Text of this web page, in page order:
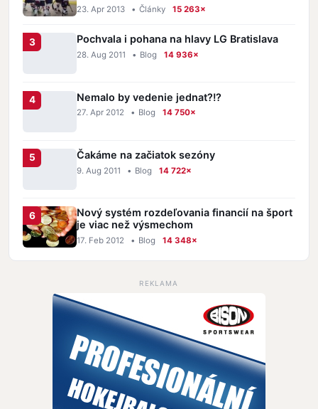
23. Apr 2013 • Články 15 263×
Pochvala i pohana na hlavy LG Bratislava
28. Aug 2011 • Blog 14 936×
Nemalo by vedenie jednat?!?
27. Apr 2012 • Blog 14 750×
Čakáme na začiatok sezóny
9. Aug 2011 • Blog 14 722×
Nový systém rozdeľovania financií na šport
je viac než výsmechom
17. Feb 2012 • Blog 14 348×
REKLAMA